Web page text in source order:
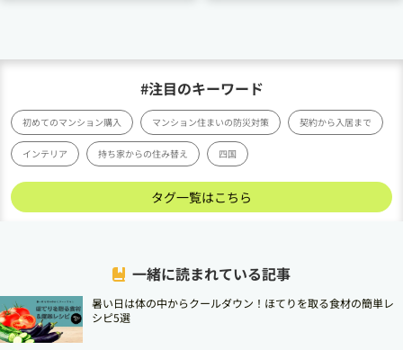
#注目のキーワード
初めてのマンション購入 マンション住まいの防災対策 契約から入居まで
インテリア 持ち家からの住み替え 四国
タグ一覧はこちら
一緒に読まれている記事
暑い日は体の中からクールダウン！ほてりを取る食材の簡単レ
シピ5選